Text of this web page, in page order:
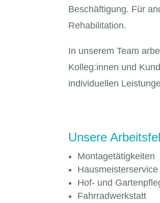
Beschäftigung. Für
Rehabilitation.
In unserem Team
Kolleg:innen und
individuellen
Unsere
Montagetätigkeiten
Hausmeisterservice
Hof- und
Fahrradwerkstatt